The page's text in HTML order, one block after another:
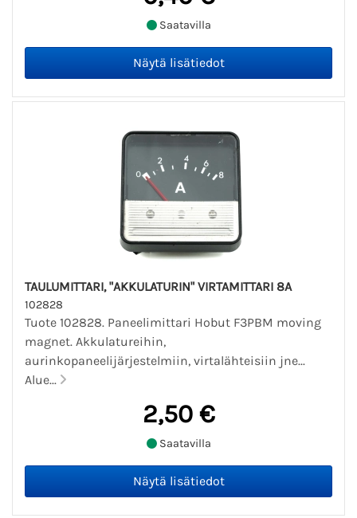
Saatavilla
TAULUMITTARI, "AKKULATURIN" VIRTAMITTARI 8A
102828
Tuote 102828. Paneelimittari Hobut F3PBM moving
magnet. Akkulatureihin,
aurinkopaneelijärjestelmiin, virtalähteisiin jne...
Alue...
2,50 €
Saatavilla